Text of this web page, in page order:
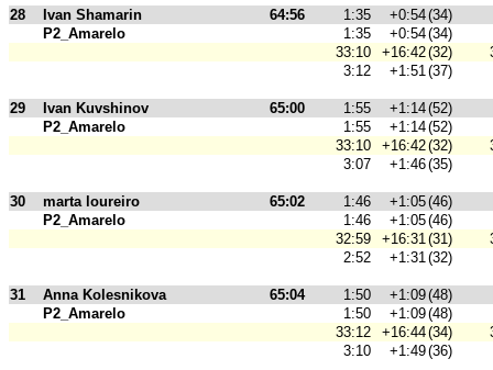
28 Ivan Shamarin 64:56 1:35 +0:54(34)
P2_Amarelo
1:35 +0:54(34)
33:10
+16:42(32)
3:12
+1:51(37)
29 Ivan Kuvshinov 65:00 1:55 +1:14(52)
P2_Amarelo
1:55 +1:14(52)
33:10
+16:42(32)
3:07
+1:46(35)
30 marta loureiro 65:02 1:46 +1:05(46)
P2_Amarelo
1:46 +1:05(46)
32:59
+16:31(31)
2:52
+1:31(32)
31 Anna Kolesnikova 65:04 1:50 +1:09(48)
P2_Amarelo
1:50 +1:09(48)
33:12
+16:44(34)
3:10
+1:49(36)